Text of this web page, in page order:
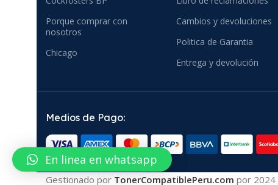
Porque comprar con
nosotros
Chicago
Cambios y devoluciones
Politica de Garantia
Entrega y devolución
Medios de Pago:
Gestionado por TonerCompatiblePeru.com por 2024
En linea en whatsapp